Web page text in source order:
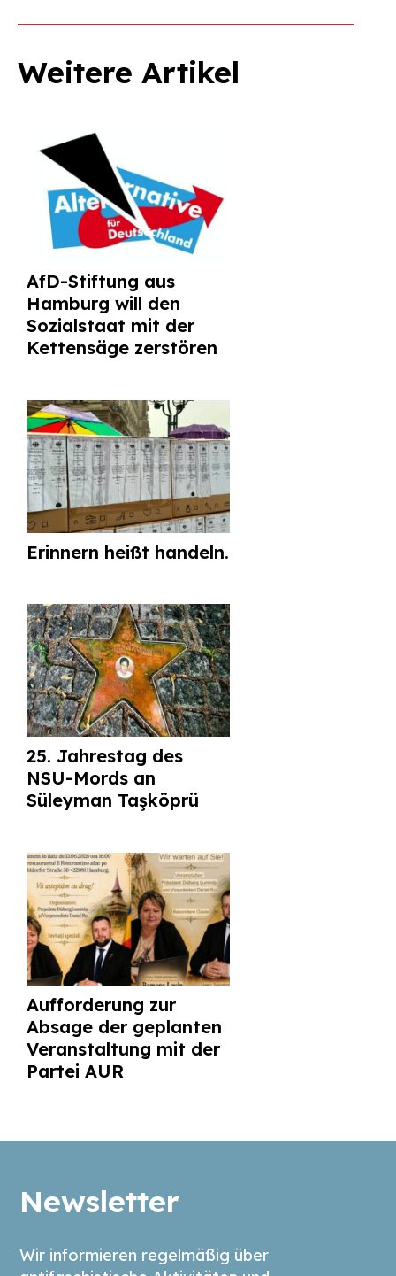
Weitere Artikel
AfD-Stiftung aus
Hamburg will den
Sozialstaat mit der
Kettensäge zerstören
Erinnern heißt handeln.
25. Jahrestag des
NSU-Mords an
Süleyman Taşköprü
Aufforderung zur
Absage der geplanten
Veranstaltung mit der
Partei AUR
Newsletter
Wir informieren regelmäßig über